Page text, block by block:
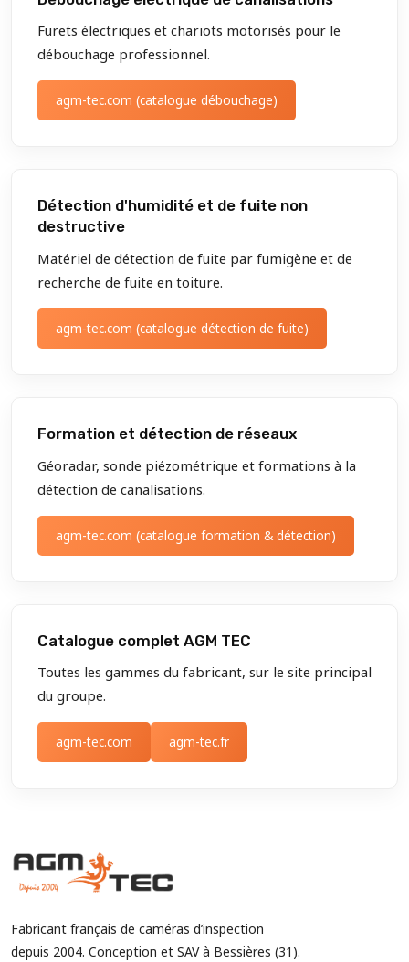
Furets électriques et chariots motorisés pour le
débouchage professionnel.
agm-tec.com (catalogue débouchage)
Détection d'humidité et de fuite non
destructive
Matériel de détection de fuite par fumigène et de
recherche de fuite en toiture.
agm-tec.com (catalogue détection de fuite)
Formation et détection de réseaux
Géoradar, sonde piézométrique et formations à la
détection de canalisations.
agm-tec.com (catalogue formation & détection)
Catalogue complet AGM TEC
Toutes les gammes du fabricant, sur le site principal
du groupe.
agm-tec.com agm-tec.fr
Fabricant français de caméras d’inspection
depuis 2004. Conception et SAV à Bessières (31).